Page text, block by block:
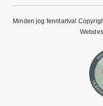
Minden jog fenntartva!